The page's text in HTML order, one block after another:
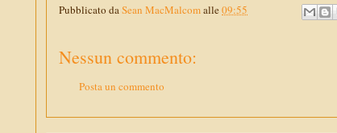
Pubblicato daSean MacMalcomalle 09:55
Nessun commento:
Posta un commento